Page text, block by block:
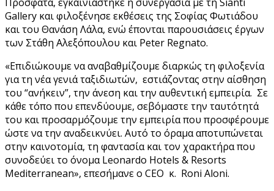
Gallery και φιλοξένησε εκθέσεις της Σοφίας Φωτιάδου
και του Θανάση Λάλα, ενώ έπονται παρουσιάσεις έργων
των Στάθη Αλεξόπουλου και Peter Regnato.
«Επιδιώκουμε να αναβαθμίζουμε διαρκώς τη φιλοξενία
για τη νέα γενιά ταξιδιωτών, εστιάζοντας στην αίσθηση
του “ανήκειν”, την άνεση και την αυθεντική εμπειρία. Σε
κάθε τόπο που επενδύουμε, σεβόμαστε την ταυτότητά
του και προσαρμόζουμε την εμπειρία που προσφέρουμε
ώστε να την αναδεικνύει. Αυτό το όραμα αποτυπώνεται
στην καινοτομία, τη φαντασία και τον χαρακτήρα που
συνοδεύει το όνομα Leonardo Hotels & Resorts
Mediterranean», επεσήμανε ο CEO κ. Roni Aloni.